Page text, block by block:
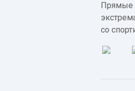
Прямые
со